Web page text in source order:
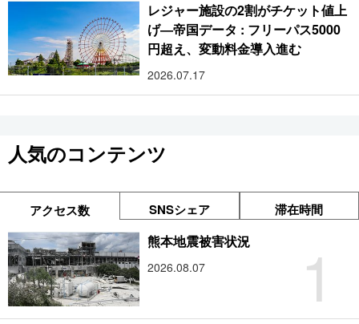
レジャー施設の2割がチケット値上
げ―帝国データ : フリーパス5000
円超え、変動料金導入進む
2026.07.17
人気のコンテンツ
アクセス数 SNSシェア 滞在時間
1
熊本地震被害状況
2026.08.07